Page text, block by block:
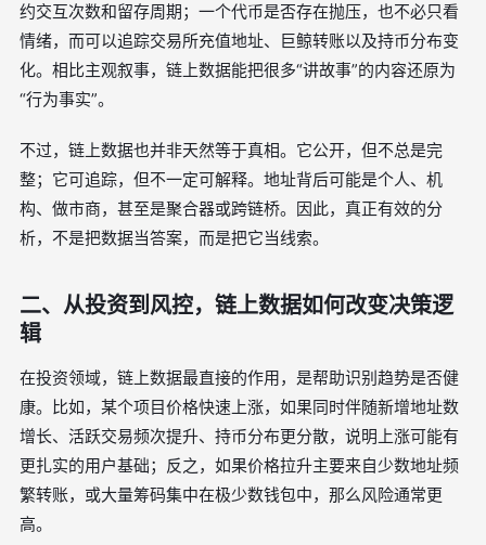
约交互次数和留存周期；一个代币是否存在抛压，也不必只看
情绪，而可以追踪交易所充值地址、巨鲸转账以及持币分布变
化。相比主观叙事，链上数据能把很多“讲故事”的内容还原为
“行为事实”。
不过，链上数据也并非天然等于真相。它公开，但不总是完
整；它可追踪，但不一定可解释。地址背后可能是个人、机
构、做市商，甚至是聚合器或跨链桥。因此，真正有效的分
析，不是把数据当答案，而是把它当线索。
二、从投资到风控，链上数据如何改变决策逻
辑
在投资领域，链上数据最直接的作用，是帮助识别趋势是否健
康。比如，某个项目价格快速上涨，如果同时伴随新增地址数
增长、活跃交易频次提升、持币分布更分散，说明上涨可能有
更扎实的用户基础；反之，如果价格拉升主要来自少数地址频
繁转账，或大量筹码集中在极少数钱包中，那么风险通常更
高。